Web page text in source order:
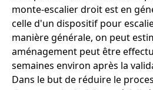
monte-escalier droit est en
celle d'un dispositif pour
manière générale, on peut
aménagement peut être
semaines environ après la
Dans le but de réduire le